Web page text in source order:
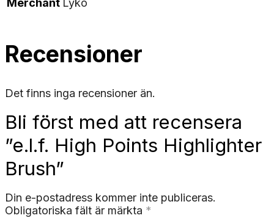
Recensioner
Det finns inga recensioner än.
Bli först med att recensera
”e.l.f. High Points Highlighter
Brush”
Din e-postadress kommer inte publiceras.
Obligatoriska fält är märkta *